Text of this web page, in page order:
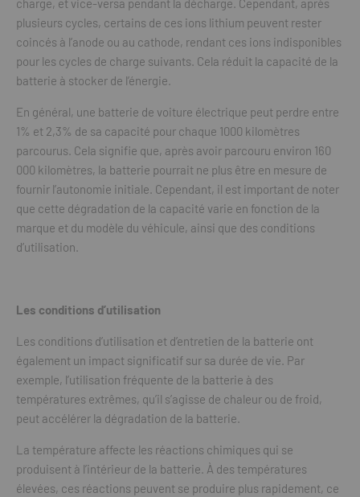
charge, et vice-versa pendant la décharge. Cependant, après
plusieurs cycles, certains de ces ions lithium peuvent rester
coincés à l’anode ou au cathode, rendant ces ions indisponibles
pour les cycles de charge suivants. Cela réduit la capacité de la
batterie à stocker de l’énergie.
En général, une batterie de voiture électrique peut perdre entre
1% et 2,3% de sa capacité pour chaque 1000 kilomètres
parcourus. Cela signifie que, après avoir parcouru environ 160
000 kilomètres, la batterie pourrait ne plus être en mesure de
fournir l’autonomie initiale. Cependant, il est important de noter
que cette dégradation de la capacité varie en fonction de la
marque et du modèle du véhicule, ainsi que des conditions
d’utilisation.
Les conditions d’utilisation
Les conditions d’utilisation et d’entretien de la batterie ont
également un impact significatif sur sa durée de vie. Par
exemple, l’utilisation fréquente de la batterie à des
températures extrêmes, qu’il s’agisse de chaleur ou de froid,
peut accélérer la dégradation de la batterie.
La température affecte les réactions chimiques qui se
produisent à l’intérieur de la batterie. À des températures
élevées, ces réactions peuvent se produire plus rapidement, ce